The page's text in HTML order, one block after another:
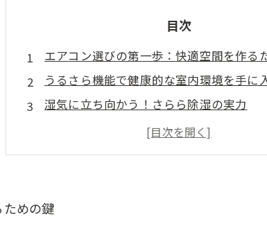
目次
エアコン選びの第一歩：快適空間を作る
うるさら機能で健康的な室内環境を手に
湿気に立ち向かう！さらら除湿の実力
急な暑さに備える！プレミアム冷房のすす
理想の住まいを追求する！エアコン活用
快適空間の完成！あなたもエアコンマス
めの鍵